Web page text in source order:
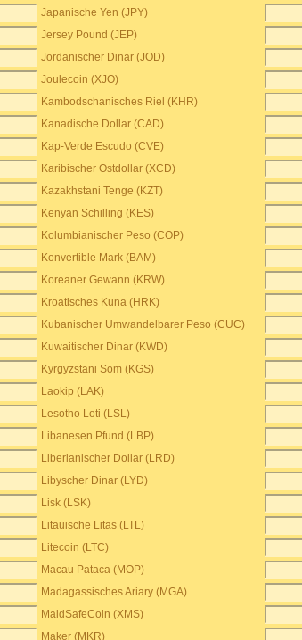
Japanische Yen (JPY)
Jersey Pound (JEP)
Jordanischer Dinar (JOD)
Joulecoin (XJO)
Kambodschanisches Riel (KHR)
Kanadische Dollar (CAD)
Kap-Verde Escudo (CVE)
Karibischer Ostdollar (XCD)
Kazakhstani Tenge (KZT)
Kenyan Schilling (KES)
Kolumbianischer Peso (COP)
Konvertible Mark (BAM)
Koreaner Gewann (KRW)
Kroatisches Kuna (HRK)
Kubanischer Umwandelbarer Peso (CUC)
Kuwaitischer Dinar (KWD)
Kyrgyzstani Som (KGS)
Laokip (LAK)
Lesotho Loti (LSL)
Libanesen Pfund (LBP)
Liberianischer Dollar (LRD)
Libyscher Dinar (LYD)
Lisk (LSK)
Litauische Litas (LTL)
Litecoin (LTC)
Macau Pataca (MOP)
Madagassisches Ariary (MGA)
MaidSafeCoin (XMS)
Maker (MKR)